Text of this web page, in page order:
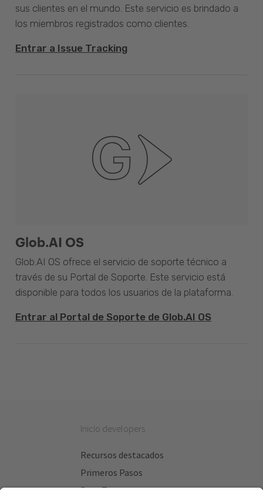
sus clientes en el mundo. Este servicio es brindado a
los miembros registrados como clientes.
Entrar a Issue Tracking
Glob.AI OS
Glob.AI OS ofrece el servicio de soporte técnico a
través de su Portal de Soporte. Este servicio está
disponible para todos los usuarios de la plataforma.
Entrar al Portal de Soporte de Glob.AI OS
Inicio developers
Recursos destacados
Primeros Pasos